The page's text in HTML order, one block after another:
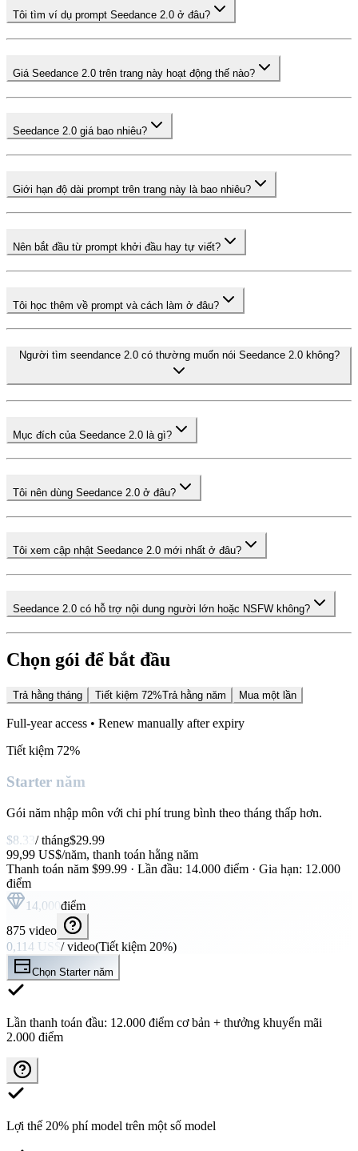
Tôi tìm ví dụ prompt Seedance 2.0 ở đâu?
Giá Seedance 2.0 trên trang này hoạt động thế nào?
Seedance 2.0 giá bao nhiêu?
Giới hạn độ dài prompt trên trang này là bao nhiêu?
Nên bắt đầu từ prompt khởi đầu hay tự viết?
Tôi học thêm về prompt và cách làm ở đâu?
Người tìm seendance 2.0 có thường muốn nói Seedance 2.0 không?
Mục đích của Seedance 2.0 là gì?
Tôi nên dùng Seedance 2.0 ở đâu?
Tôi xem cập nhật Seedance 2.0 mới nhất ở đâu?
Seedance 2.0 có hỗ trợ nội dung người lớn hoặc NSFW không?
Chọn gói để bắt đầu
Trả hằng tháng Tiết kiệm 72%Trả hằng năm Mua một lần
Full-year access • Renew manually after expiry
Tiết kiệm 72%
Starter năm
Gói năm nhập môn với chi phí trung bình theo tháng thấp hơn.
$8.33/ tháng$29.99
99,99 US$/năm, thanh toán hằng năm
Thanh toán năm $99.99 · Lần đầu: 14.000 điểm · Gia hạn: 12.000
điểm
14,000 điểm
875 video
0,114 US$ / video(Tiết kiệm 20%)
Chọn Starter năm
Lần thanh toán đầu: 12.000 điểm cơ bản + thưởng khuyến mãi
2.000 điểm
Lợi thế 20% phí model trên một số model